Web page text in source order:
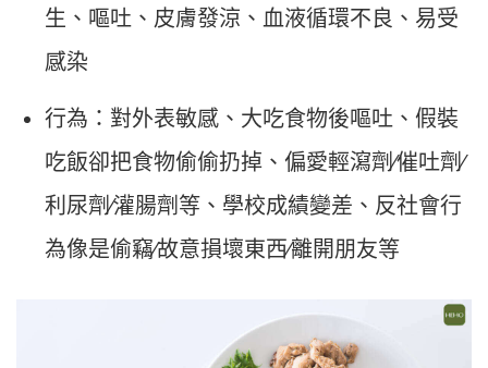
生、嘔吐、皮膚發涼、血液循環不良、易受
感染
行為：對外表敏感、大吃食物後嘔吐、假裝
吃飯卻把食物偷偷扔掉、偏愛輕瀉劑∕催吐劑∕
利尿劑∕灌腸劑等、學校成績變差、反社會行
為像是偷竊∕故意損壞東西∕離開朋友等